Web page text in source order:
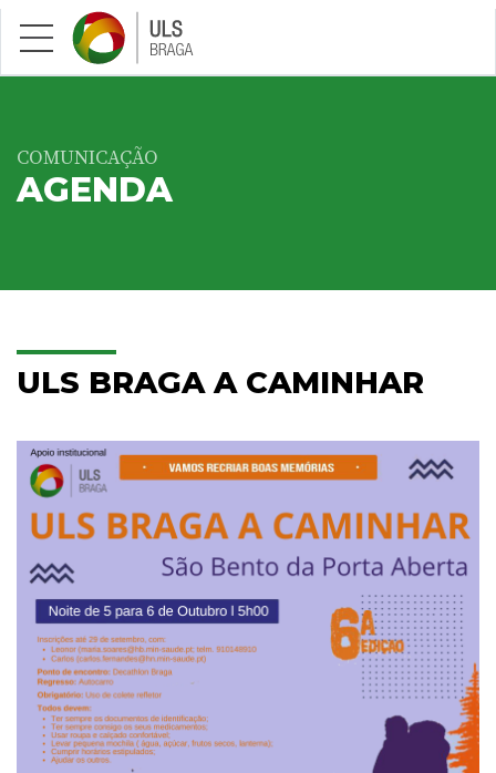
Saltar para conteúdo principal
COMUNICAÇÃO
AGENDA
ULS BRAGA A CAMINHAR